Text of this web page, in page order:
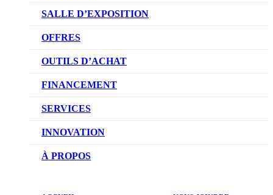
VÉHICULES NEUFS
VÉHICULES D’OCCASION
SALLE D’EXPOSITION
OFFRES
OFFRES DU CONCESSIONNAIRE
OUTILS D’ACHAT
CONFIGUREZ VOTRE VÉHICULE
RÉSERVEZ UN ESSAI ROUTIER
DEMANDEZ UN PRIX
FINANCEMENT
NOTRE DIFFÉRENCE
DEMANDE DE CRÉDIT AUTO
SERVICES
NOTRE PROMESSE
PRENDRE UN RENDEZ-VOUS
INNOVATION
TECHNOLOGIE SKYACTIV
À PROPOS